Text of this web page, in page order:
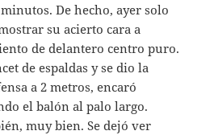
De hecho, ayer solo
su acierto cara a
de delantero centro puro.
de espaldas y se dio la
a 2 metros, encaró
el balón al palo largo.
muy bien. Se dejó ver